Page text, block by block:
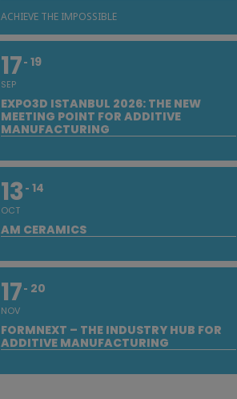
ACHIEVE THE IMPOSSIBLE
17
SEP
19
EXPO3D ISTANBUL 2026: THE NEW
MEETING POINT FOR ADDITIVE
MANUFACTURING
13
OCT
14
AM CERAMICS
17
NOV
20
FORMNEXT – THE INDUSTRY HUB FOR
ADDITIVE MANUFACTURING